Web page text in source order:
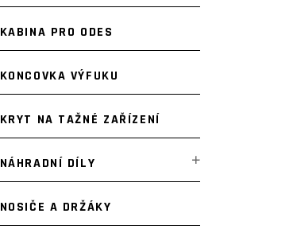
KABINA PRO ODES
KONCOVKA VÝFUKU
KRYT NA TAŽNÉ ZAŘÍZENÍ
NÁHRADNÍ DÍLY
NOSIČE A DRŽÁKY